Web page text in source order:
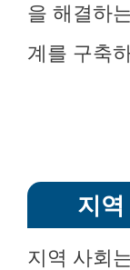
을 해결하
계를 구축
지
지역 사회